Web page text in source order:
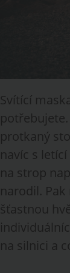
Svítící
protkaný
navíc s
na strop
narodil.
šťastnou
na silnici a